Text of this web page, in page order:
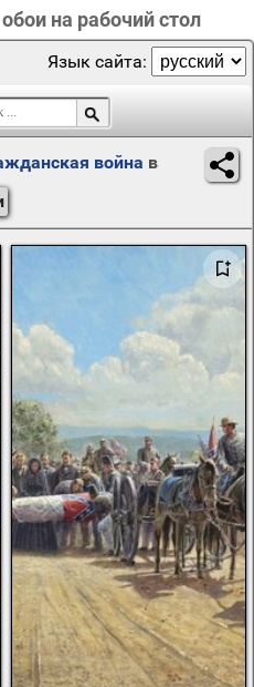
на рабочий стол
Язык сайта:
война в